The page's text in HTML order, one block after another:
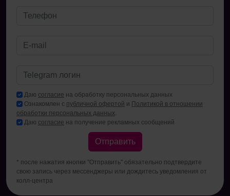
Даю согласие на обработку персональных данных
Ознакомлен с публичной офертой и Политикой в отношении
обработки персональных данных.
Даю согласие на получение рекламных сообщений
Отправить
* после нажатия кнопки "Отправить" обязательно подтвердите
свою запись через мессенджеры или дождитесь уведомления от
колл-центра